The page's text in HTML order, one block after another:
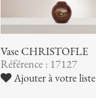
Vase CHRISTOFLE
Référence : 17127
Ajouter à votre liste